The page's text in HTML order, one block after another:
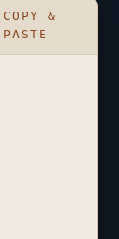
COPY &
PASTE